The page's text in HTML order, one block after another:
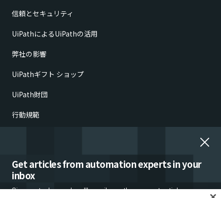
Get articles from automation experts in your
inbox
Sign up today and we'll email you the newest articles every
信頼とセキュリティ
UiPathによるUiPathの活用
弊社の影響
UiPathギフト ショップ
UiPath財団
行動規範